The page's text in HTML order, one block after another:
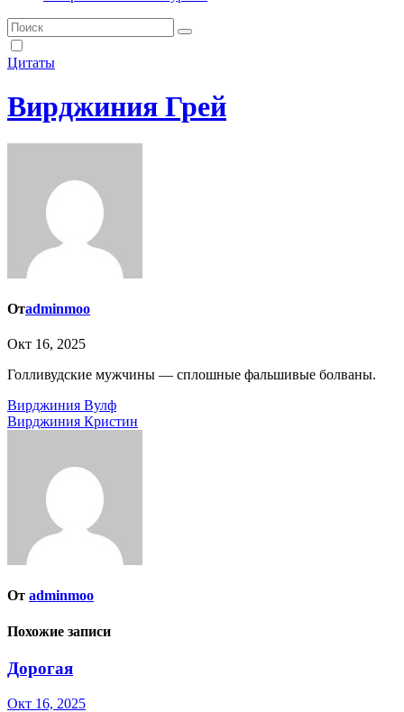
Цитаты
Вирджиния Грей
Отadminmoo
Окт 16, 2025
Голливудские мужчины — сплошные фальшивые болваны.
Навигация
по
Вирджиния Вулф
Вирджиния Кристин
От adminmoo
Похожие записи
Дорогая
Окт 16, 2025